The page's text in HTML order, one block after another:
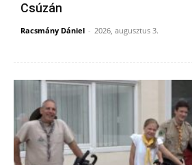
Csúzán
Racsmány Dániel - 2026, augusztus 3.